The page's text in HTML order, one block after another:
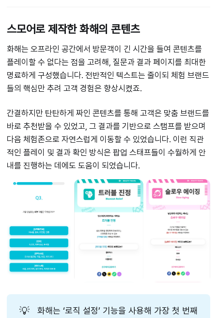
스모어로 제작한 화해의 콘텐츠
화해는 오프라인 공간에서 방문객이 긴 시간을 들여 콘텐츠를
플레이할 수 없다는 점을 고려해, 질문과 결과 페이지를 최대한
명료하게 구성했습니다. 전반적인 텍스트는 줄이되 체험 브랜드
들의 핵심만 추려 고객 경험은 향상시켰죠.
간결하지만 탄탄하게 짜인 콘텐츠를 통해 고객은 맞춤 브랜드를
바로 추천받을 수 있었고, 그 결과를 기반으로 스탬프를 받으며
다음 체험존으로 자연스럽게 이동할 수 있었습니다. 이런 직관
적인 플레이 및 결과 확인 방식은 팝업 스태프들이 수월하게 안
내를 진행하는 데에도 도움이 되었습니다.
💡
화해는 ‘로직 설정’ 기능을 사용해 가장 첫 번째